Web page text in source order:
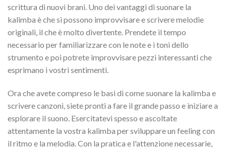
scrittura di nuovi brani. Uno dei vantaggi di suonare la
kalimba è che si possono improvvisare e scrivere melodie
originali, il che è molto divertente. Prendete il tempo
necessario per familiarizzare con le note e i toni dello
strumento e poi potrete improvvisare pezzi interessanti che
esprimano i vostri sentimenti.
Ora che avete compreso le basi di come suonare la kalimba e
scrivere canzoni, siete pronti a fare il grande passo e iniziare a
esplorare il suono. Esercitatevi spesso e ascoltate
attentamente la vostra kalimba per sviluppare un feeling con
il ritmo e la melodia. Con la pratica e l'attenzione necessarie,